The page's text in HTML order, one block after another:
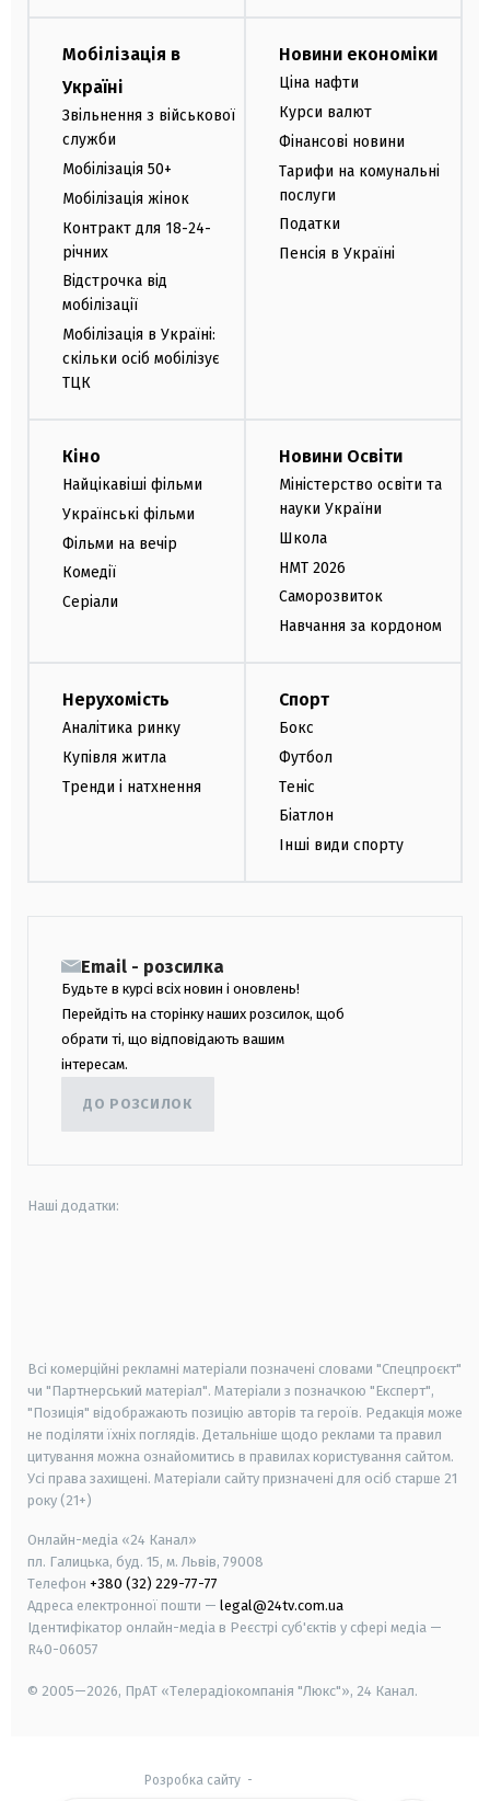
Мобілізація в
Україні
Звільнення з військової
служби
Мобілізація 50+
Мобілізація жінок
Контракт для 18-24-
річних
Відстрочка від
мобілізації
Мобілізація в Україні:
скільки осіб мобілізує
ТЦК
Новини економіки
Ціна нафти
Курси валют
Фінансові новини
Тарифи на комунальні
послуги
Податки
Пенсія в Україні
Кіно
Найцікавіші фільми
Українські фільми
Фільми на вечір
Комедії
Серіали
Новини Освіти
Міністерство освіти та
науки України
Школа
НМТ 2026
Саморозвиток
Навчання за кордоном
Нерухомість
Аналітика ринку
Купівля житла
Тренди і натхнення
Спорт
Бокс
Футбол
Теніс
Біатлон
Інші види спорту
Email - розсилка
Будьте в курсі всіх новин і оновлень!
Перейдіть на сторінку наших розсилок, щоб
обрати ті, що відповідають вашим
інтересам.
ДО РОЗСИЛОК
Наші додатки:
Всі комерційні рекламні матеріали позначені словами "Спецпроєкт"
чи "Партнерський матеріал". Матеріали з позначкою "Експерт",
"Позиція" відображають позицію авторів та героїв. Редакція може
не поділяти їхніх поглядів. Детальніше щодо реклами та правил
цитування можна ознайомитись в правилах користування сайтом.
Усі права захищені. Матеріали сайту призначені для осіб старше 21
року (21+)
Онлайн-медіа «24 Канал»
пл. Галицька, буд. 15, м. Львів, 79008
Телефон +380 (32) 229-77-77
Адреса електронної пошти — legal@24tv.com.ua
Ідентифікатор онлайн-медіа в Реєстрі суб'єктів у сфері медіа —
R40-06057
© 2005—2026, ПрАТ «Телерадіокомпанія "Люкс"», 24 Канал.
Розробка сайту-